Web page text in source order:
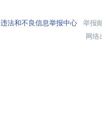
违法和不良信息举报中心举报
网